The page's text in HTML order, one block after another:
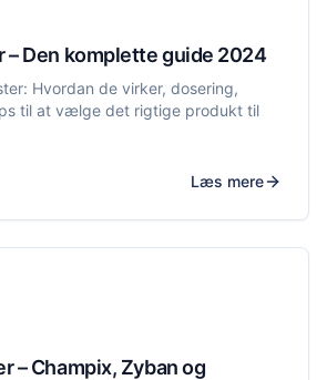
– Den komplette guide 2024
Hvordan de virker, dosering,
til at vælge det rigtige produkt til
Læs mere
– Champix, Zyban og